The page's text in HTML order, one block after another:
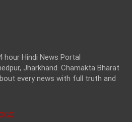
hour Hindi News Portal
Jharkhand. Chamakta Bharat
every news with full truth and